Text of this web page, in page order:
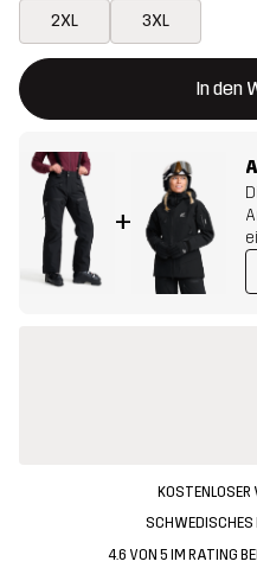
2XL 3XL
In den
Dieser Button öffnet ein
{{size}} nicht verfügbar
+
SCHWEDISCHES
4.6 VON 5 IM RATING